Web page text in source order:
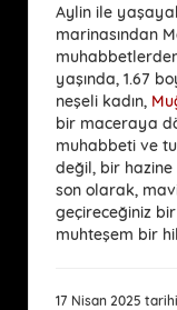
Aylin ile
marinasından
yaşında, 1.67
neşeli kadın,
bir maceraya
muhabbeti ve
değil, bir hazine
son olarak,
geçireceğiniz
muhteşem bir
17 Nisan 2025